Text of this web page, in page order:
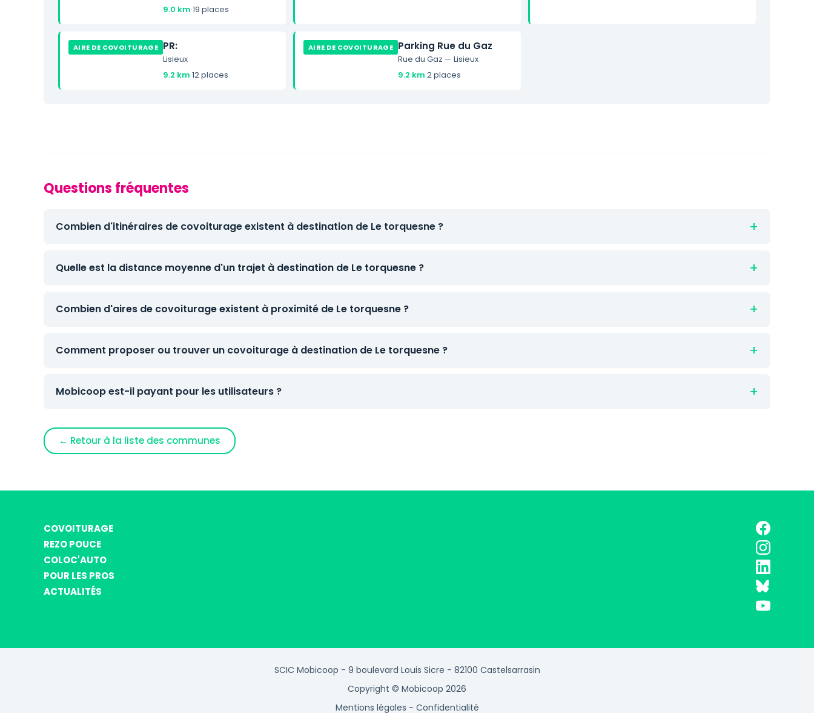
9.0 km·19 places
AIRE DE COVOITURAGE PR:
Lisieux
9.2 km·12 places
AIRE DE COVOITURAGE Parking Rue du Gaz
Rue du Gaz — Lisieux
9.2 km·2 places
Questions fréquentes
Combien d'itinéraires de covoiturage existent à destination de Le torquesne ?
Quelle est la distance moyenne d'un trajet à destination de Le torquesne ?
Combien d'aires de covoiturage existent à proximité de Le torquesne ?
Comment proposer ou trouver un covoiturage à destination de Le torquesne ?
Mobicoop est-il payant pour les utilisateurs ?
← Retour à la liste des communes
COVOITURAGE
REZO POUCE
COLOC'AUTO
POUR LES PROS
ACTUALITÉS
SCIC Mobicoop - 9 boulevard Louis Sicre - 82100 Castelsarrasin
Copyright © Mobicoop 2026
Mentions légales - Confidentialité